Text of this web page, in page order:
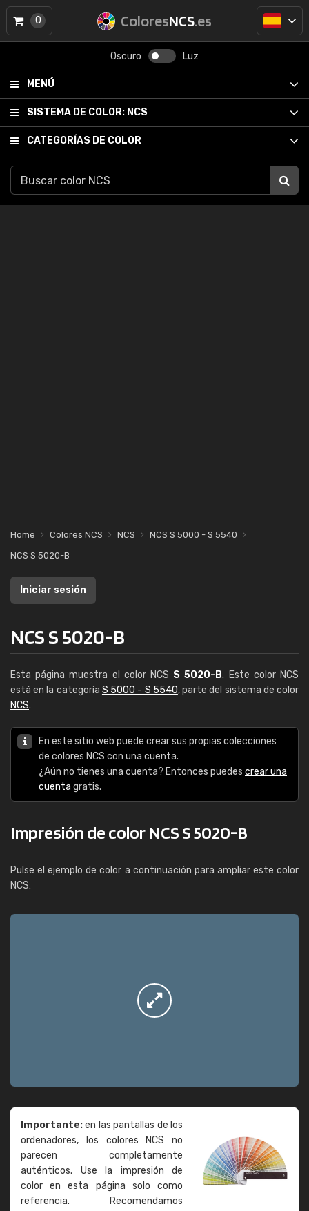
ColoresNCS.es
Oscuro Luz
MENÚ
SISTEMA DE COLOR: NCS
CATEGORÍAS DE COLOR
0
Home Colores NCS NCS
NCS S 5000 - S 5540
NCS S 5020-B
Iniciar sesión
NCS S 5020-B
Esta página muestra el color NCS S 5020-B. Este color NCS
está en la categoría S 5000 - S 5540, parte del sistema de color
NCS.
En este sitio web puede crear sus propias colecciones
de colores NCS con una cuenta.
¿Aún no tienes una cuenta? Entonces puedes crear una
cuenta gratis.
Impresión de color NCS S 5020-B
Pulse el ejemplo de color a continuación para ampliar este color
NCS:
Importante:en las pantallas de los
ordenadores, los colores NCS no
parecen completamente
auténticos. Use la impresión de
color en esta página solo como
referencia. Recomendamos